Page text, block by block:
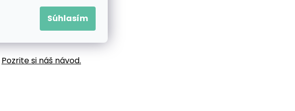
Súhlasím
Pozrite si náš návod.